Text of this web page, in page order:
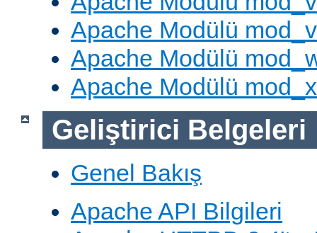
Apache Modülü
Apache Modülü
Apache Modülü
Geliştirici Belgeleri
Genel Bakış
Apache API Bilgileri